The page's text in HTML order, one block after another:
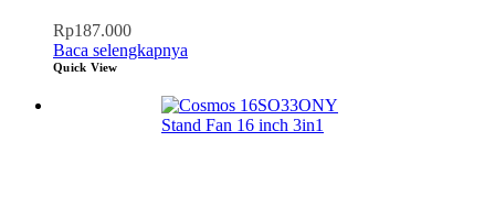
Rp187.000
Baca selengkapnya
Quick View